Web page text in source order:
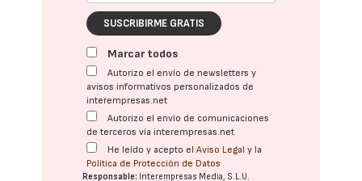
SUSCRIBIRME GRATIS
Marcar todos
Autorizo el envío de newsletters y
avisos informativos personalizados de
interempresas.net
Autorizo el envío de comunicaciones
de terceros vía interempresas.net
He leído y acepto elAviso Legal y la
Política de Protección de Datos
Responsable: Interempresas Media, S.L.U.